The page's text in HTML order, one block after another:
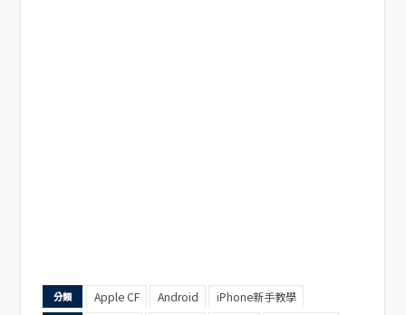
分類 Apple CF Android iPhone新手教學